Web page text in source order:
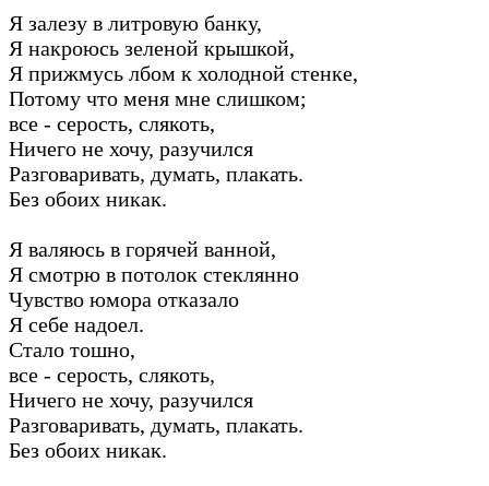
Я залезу в литровую банку,
Я накроюсь зеленой крышкой,
Я прижмусь лбом к холодной стенке,
Потому что меня мне слишком;
все - серость, слякоть,
Ничего не хочу, разучился
Разговаривать, думать, плакать.
Без обоих никак.
Я валяюсь в горячей ванной,
Я смотрю в потолок стеклянно
Чувство юмора отказало
Я себе надоел.
Стало тошно,
все - серость, слякоть,
Ничего не хочу, разучился
Разговаривать, думать, плакать.
Без обоих никак.